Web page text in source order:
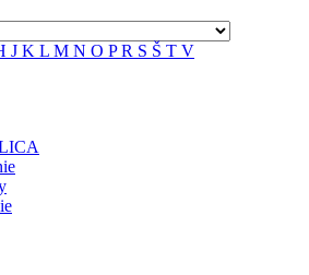
J K L M N O PR S Š T V